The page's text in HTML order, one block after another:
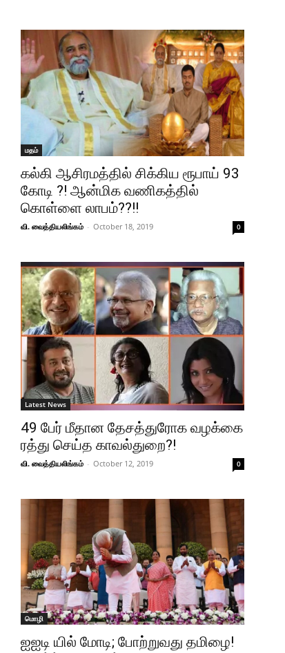
மதம்
கல்கி ஆசிரமத்தில் சிக்கிய ரூபாய் 93
கோடி ?! ஆன்மிக வணிகத்தில்
கொள்ளை லாபம்??!!
வி. வைத்தியலிங்கம் - October 18, 2019 0
Latest News
49 பேர் மீதான தேசத்துரோக வழக்கை
ரத்து செய்த காவல்துறை?!
வி. வைத்தியலிங்கம் - October 12, 2019 0
மொழி
ஐஐடி யில் மோடி; போற்றுவது தமிழை!